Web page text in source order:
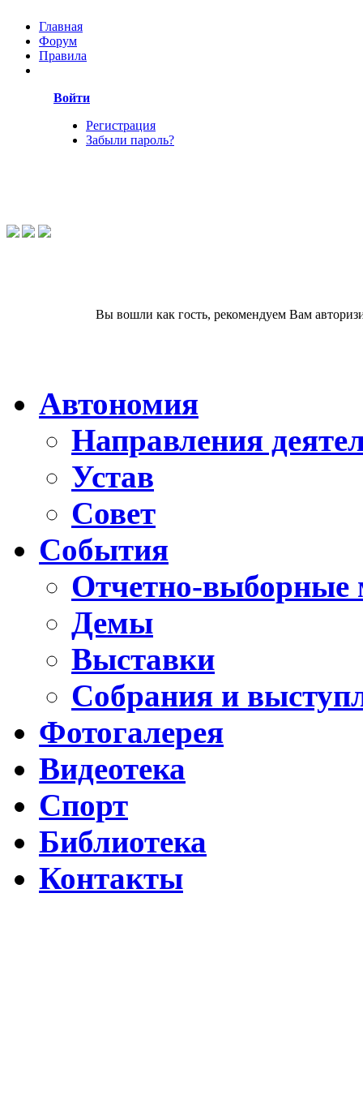
Главная
Форум
Правила
Войти
Регистрация
Забыли пароль?
Вы вошли как гость, рекомендуем Вам
Автономия
Направления
Устав
Совет
События
Отчетно-выборные
Демы
Выставки
Собрания и
Фотогалерея
Видеотека
Спорт
Библиотека
Контакты